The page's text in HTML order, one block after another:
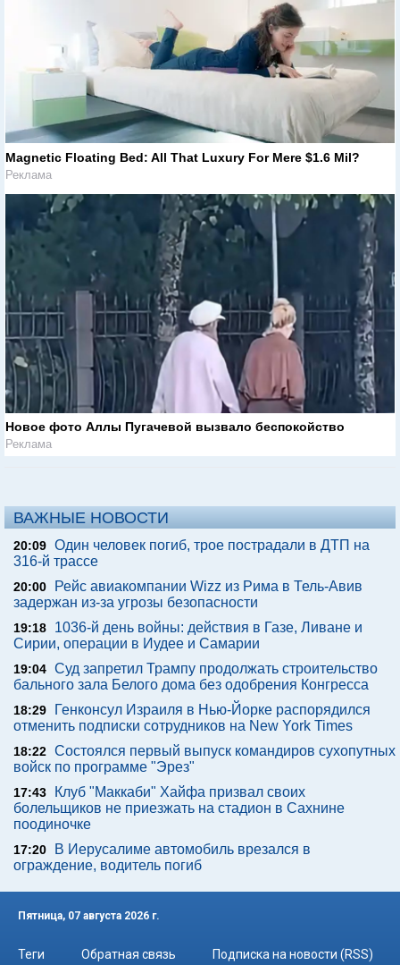
Magnetic Floating Bed: All That Luxury For Mere $1.6 Mil?
Реклама
Новое фото Аллы Пугачевой вызвало беспокойство
Реклама
ВАЖНЫЕ НОВОСТИ
20:09 Один человек погиб, трое пострадали в ДТП на
316-й трассе
20:00
Рейс авиакомпании Wizz из Рима в Тель-Авив
задержан из-за угрозы безопасности
19:18
1036-й день войны: действия в Газе, Ливане и
Сирии, операции в Иудее и Самарии
19:04 Суд запретил Трампу продолжать строительство
бального зала Белого дома без одобрения Конгресса
18:29
Генконсул Израиля в Нью-Йорке распорядился
отменить подписки сотрудников на New York Times
18:22 Состоялся первый выпуск командиров сухопутных
войск по программе "Эрез"
17:43
Клуб "Маккаби" Хайфа призвал своих
болельщиков не приезжать на стадион в Сахнине
поодиночке
17:20
В Иерусалиме автомобиль врезался в
ограждение, водитель погиб
Пятница, 07 августа 2026 г.
Теги Обратная связь Подписка на новости (RSS)